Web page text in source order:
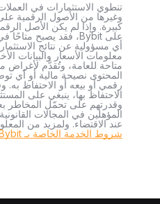
تنطوي الاستثمارات في
كبيرة. وإذا لم يكن الأصل
أي مسؤولية عن نتائج
معلومات الأسعار والبيانات
متاحة للعامة، وتُقدَّم لأغراض
المحتوى نصيحة مالية أو أي
رقمي أو بيعه أو الاحتفاظ به.
الاحتفاظ بها، ينبغي على
وقدرتهم على تحمّل المخاطر
المؤهلين في المجالات
عند الاقتضاء. ولمزيد من
شروط الخدمة الخاصة بـ Bybit